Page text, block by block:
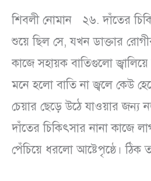
শিবলী নোমান ২৬. দাঁতের
শুয়ে ছিল সে, যখন ডাক্তার
কাজে সহায়ক বাতিগুলো
মনে হলো বাতি না জ্বলে কেউ
চেয়ার ছেড়ে উঠে যাওয়ার
দাঁতের চিকিৎসার নানা কাজে
পেঁচিয়ে ধরলো আষ্টেপৃষ্ঠে। ঠিক